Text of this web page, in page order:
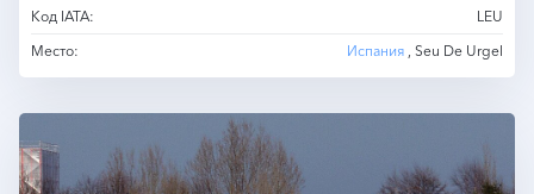
Код IATA:
LEU
Место:
Испания , Seu De Urgel